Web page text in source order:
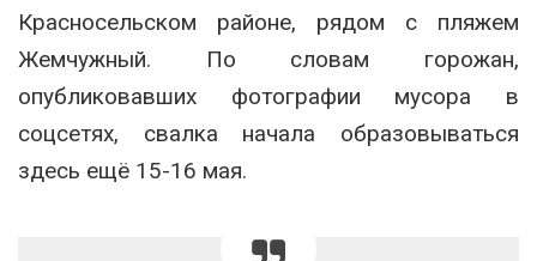
Красносельском районе, рядом с пляжем
Жемчужный. По словам горожан,
опубликовавших фотографии мусора в
соцсетях, свалка начала образовываться
здесь ещё 15-16 мая.